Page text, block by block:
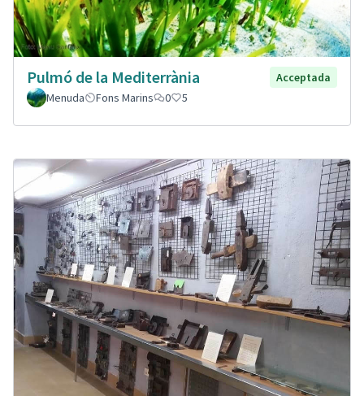
Pulmó de la Mediterrània
Acceptada
Menuda
Fons Marins 0 5